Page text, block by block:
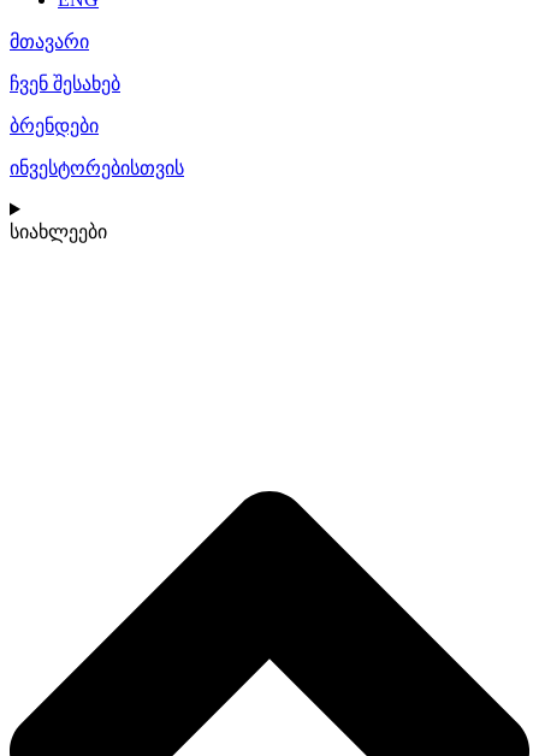
მთავარი
ჩვენ შესახებ
ბრენდები
ინვესტორებისთვის
სიახლეები